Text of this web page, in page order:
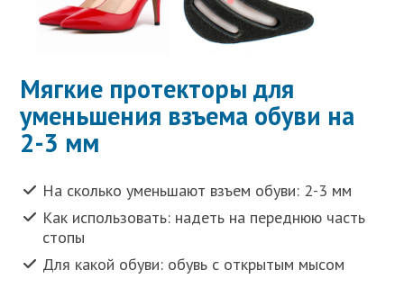
Мягкие протекторы для
уменьшения взъема обуви на
2-3 мм
На сколько уменьшают взъем обуви: 2-3 мм
Как использовать: надеть на переднюю часть
стопы
Для какой обуви: обувь с открытым мысом